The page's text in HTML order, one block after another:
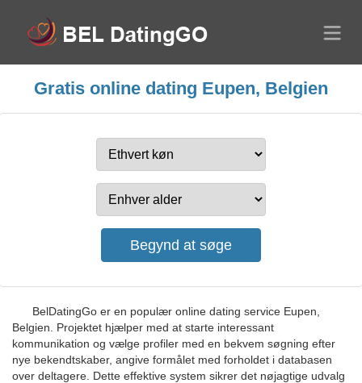
Gratis online dating Eupen, Belgien
BelDatingGo er en populær online dating service Eupen,
Belgien. Projektet hjælper med at starte interessant
kommunikation og vælge profiler med en bekvem søgning efter
nye bekendtskaber, angive formålet med forholdet i databasen
over deltagere. Dette effektive system sikrer det nøjagtige udvalg